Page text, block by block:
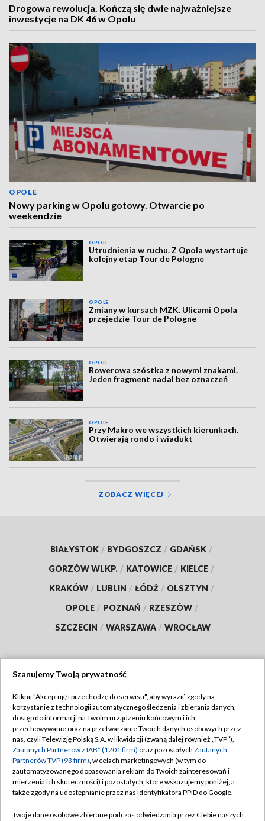
Drogowa rewolucja. Kończą się dwie najważniejsze
inwestycje na DK 46 w Opolu
OPOLE
Nowy parking w Opolu gotowy. Otwarcie po
weekendzie
OPOLE
Utrudnienia w ruchu. Z Opola wystartuje
kolejny etap Tour de Pologne
OPOLE
Zmiany w kursach MZK. Ulicami Opola
przejedzie Tour de Pologne
OPOLE
Rowerowa szóstka z nowymi znakami.
Jeden fragment nadal bez oznaczeń
OPOLE
Przy Makro we wszystkich kierunkach.
Otwierają rondo i wiadukt
ZOBACZ WIĘCEJ
BIAŁYSTOK / BYDGOSZCZ / GDAŃSK /
GORZÓW WLKP. / KATOWICE / KIELCE /
KRAKÓW / LUBLIN / ŁÓDŹ / OLSZTYN /
OPOLE / POZNAŃ / RZESZÓW /
SZCZECIN / WARSZAWA / WROCŁAW
TVP
Abonament TVP
Emisja w TVP
Centrum informacji TVP
Naziemna Telewizja Cyfrowa
Regulamin TVP
Polityka prywatności
Moje zgody
Pomoc
Szanujemy Twoją prywatność
Kliknij "Akceptuję i przechodzę do serwisu", aby wyrazić zgody na
korzystanie z technologii automatycznego śledzenia i zbierania danych,
dostęp do informacji na Twoim urządzeniu końcowym i ich
przechowywanie oraz na przetwarzanie Twoich danych osobowych przez
nas, czyli Telewizję Polską S.A. w likwidacji (zwaną dalej również „TVP”),
Zaufanych Partnerów z IAB* (1201 firm) oraz pozostałych Zaufanych
Partnerów TVP (93 firm), w celach marketingowych (w tym do
zautomatyzowanego dopasowania reklam do Twoich zainteresowań i
mierzenia ich skuteczności) i pozostałych, które wskazujemy poniżej, a
także zgody na udostępnianie przez nas identyfikatora PPID do Google.
Twoje dane osobowe zbierane podczas odwiedzania przez Ciebie naszych